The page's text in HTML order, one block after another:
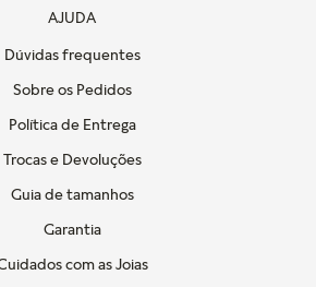
AJUDA
Dúvidas frequentes
Sobre os Pedidos
Política de Entrega
Trocas e Devoluções
Guia de tamanhos
Garantia
com as Joias